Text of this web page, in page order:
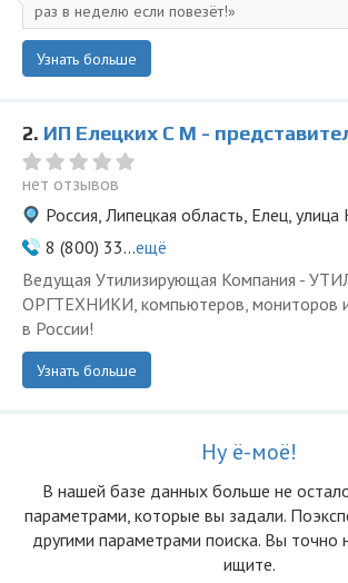
раз в неделю если повезёт!
Узнать больше
2. ИП Елецких С М - представитель ООО Ведущая
нет отзывов
Россия, Липецкая область, Елец,
8 (800) 33...ещё
Ведущая Утилизирующая Компания -
ОРГТЕХНИКИ, компьютеров, мониторов
в России!
Узнать больше
Ну ё-моё!
В нашей базе данных больше не
параметрами, которые вы задали.
другими параметрами поиска. Вы точно
ищите.